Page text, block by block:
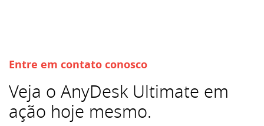
Entre em contato conosco
Veja o AnyDesk Ultimate em
ação hoje mesmo.